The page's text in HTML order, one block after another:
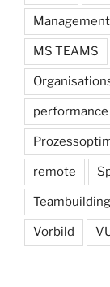
Management
MS TEAMS
performance
remote
Teambuilding
Vorbild